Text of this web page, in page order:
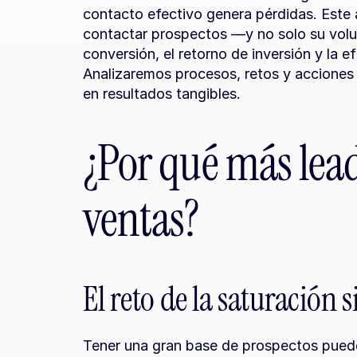
contacto efectivo genera pérdidas.
contactar prospectos —y no solo su
conversión, el retorno de inversión y la
Analizaremos procesos, retos y
en resultados tangibles.
¿Por qué más
ventas?
El reto de la saturación
Tener una gran base de prospectos